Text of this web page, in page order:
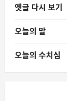
옛글 다시 보기
오늘의 말
오늘의 수치심